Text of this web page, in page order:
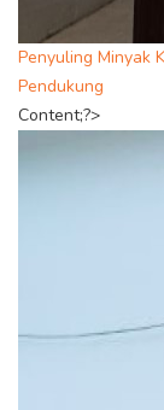
Penyuling Minyak
Pendukung
Content;?>